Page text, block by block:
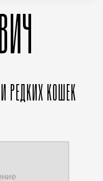
РЕДКИХ КОШЕК